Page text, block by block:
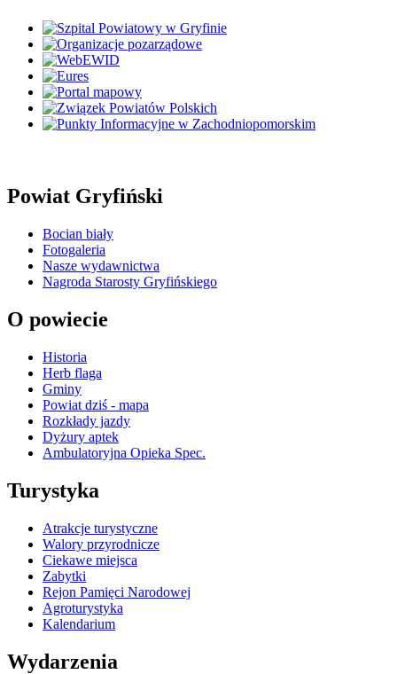
Powiat Gryfiński
Bocian biały
Fotogaleria
Nasze wydawnictwa
Nagroda Starosty Gryfińskiego
O powiecie
Historia
Herb flaga
Gminy
Powiat dziś - mapa
Rozkłady jazdy
Dyżury aptek
Ambulatoryjna Opieka Spec.
Turystyka
Atrakcje turystyczne
Walory przyrodnicze
Ciekawe miejsca
Zabytki
Rejon Pamięci Narodowej
Agroturystyka
Kalendarium
Wydarzenia